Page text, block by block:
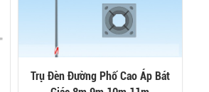
Trụ Đèn Đường Phố Cao Áp Bát